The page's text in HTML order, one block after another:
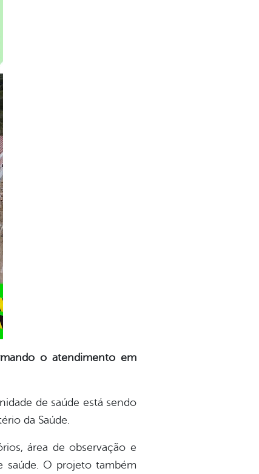
o atendimento em
de saúde está sendo
da Saúde.
área de observação e
saúde. O projeto também